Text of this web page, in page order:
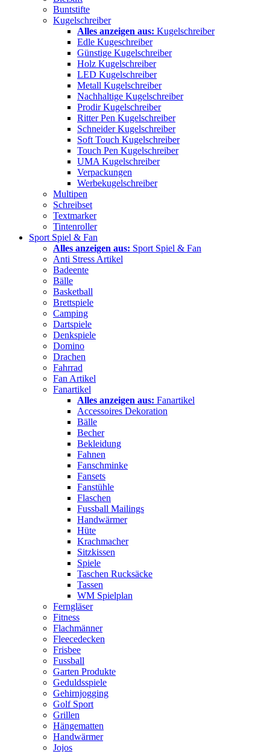
Buntstifte
Kugelschreiber
Alles anzeigen aus: Kugelschreiber
Edle Kugeschreiber
Günstige Kugelschreiber
Holz Kugelschreiber
LED Kugelschreiber
Metall Kugelschreiber
Nachhaltige Kugelschreiber
Prodir Kugelschreiber
Ritter Pen Kugelschreiber
Schneider Kugelschreiber
Soft Touch Kugelschreiber
Touch Pen Kugelschreiber
UMA Kugelschreiber
Verpackungen
Werbekugelschreiber
Multipen
Schreibset
Textmarker
Tintenroller
Sport Spiel & Fan
Alles anzeigen aus: Sport Spiel & Fan
Anti Stress Artikel
Badeente
Bälle
Basketball
Brettspiele
Camping
Dartspiele
Denkspiele
Domino
Drachen
Fahrrad
Fan Artikel
Fanartikel
Alles anzeigen aus: Fanartikel
Accessoires Dekoration
Bälle
Becher
Bekleidung
Fahnen
Fanschminke
Fansets
Fanstühle
Flaschen
Fussball Mailings
Handwärmer
Hüte
Krachmacher
Sitzkissen
Spiele
Taschen Rucksäcke
Tassen
WM Spielplan
Ferngläser
Fitness
Flachmänner
Fleecedecken
Frisbee
Fussball
Garten Produkte
Geduldsspiele
Gehirnjogging
Golf Sport
Grillen
Hängematten
Handwärmer
Jojos